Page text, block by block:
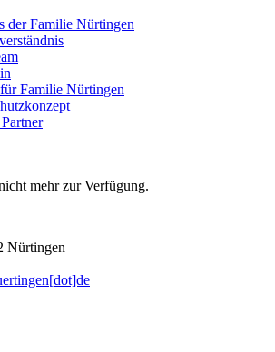
der Familie Nürtingen
Familie Nürtingen
mehr zur Verfügung.
Nürtingen